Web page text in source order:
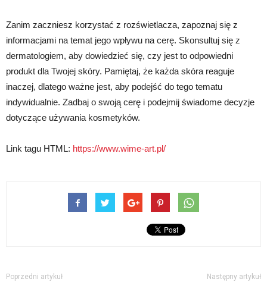
Zanim zaczniesz korzystać z rozświetlacza, zapoznaj się z
informacjami na temat jego wpływu na cerę. Skonsultuj się z
dermatologiem, aby dowiedzieć się, czy jest to odpowiedni
produkt dla Twojej skóry. Pamiętaj, że każda skóra reaguje
inaczej, dlatego ważne jest, aby podejść do tego tematu
indywidualnie. Zadbaj o swoją cerę i podejmij świadome decyzje
dotyczące używania kosmetyków.
Link tagu HTML: https://www.wime-art.pl/
Poprzedni artykuł Następny artykuł